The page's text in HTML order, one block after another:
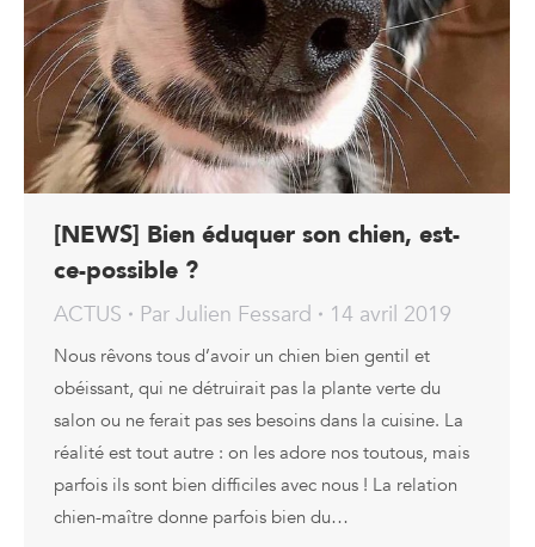
[NEWS] Bien éduquer son chien, est-
ce-possible ?
ACTUS Par Julien Fessard 14 avril 2019
Nous rêvons tous d’avoir un chien bien gentil et
obéissant, qui ne détruirait pas la plante verte du
salon ou ne ferait pas ses besoins dans la cuisine. La
réalité est tout autre : on les adore nos toutous, mais
parfois ils sont bien difficiles avec nous ! La relation
chien-maître donne parfois bien du…